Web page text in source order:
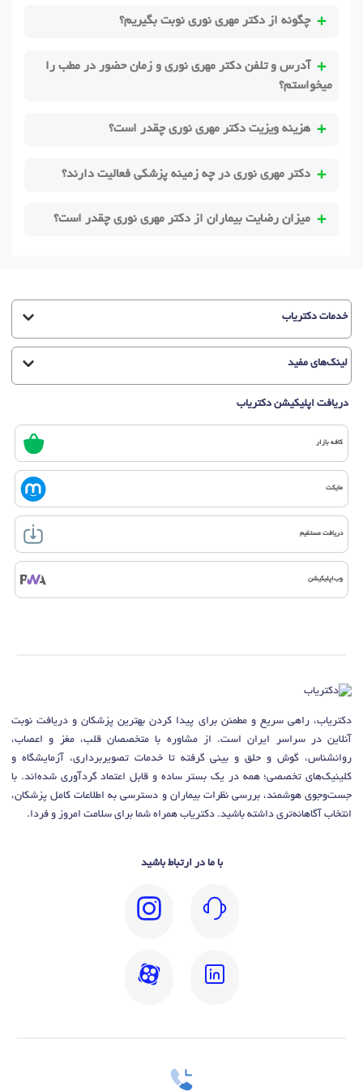
چگونه از دکتر مهری نوری نوبت بگیریم؟
آدرس و تلفن دکتر مهری نوری و زمان حضور در مطب را
میخواستم؟
هزینه ویزیت دکتر مهری نوری چقدر است؟
دکتر مهری نوری در چه زمینه پزشکی فعالیت دارند؟
میزان رضایت بیماران از دکتر مهری نوری چقدر است؟
خدمات دکتریاب
لینک‌های مفید
دریافت اپلیکیشن دکتریاب
کافه بازار
مایکت
دریافت مستقیم
وب‌اپلیکیشن
دکتریاب، راهی سریع و مطمئن برای پیدا کردن بهترین پزشکان و دریافت نوبت
آنلاین در سراسر ایران است. از مشاوره با متخصصان قلب، مغز و اعصاب،
روانشناس، گوش و حلق و بینی گرفته تا خدمات تصویربرداری، آزمایشگاه و
کلینیک‌های تخصصی؛ همه در یک بستر ساده و قابل اعتماد گردآوری شده‌اند. با
جست‌وجوی هوشمند، بررسی نظرات بیماران و دسترسی به اطلاعات کامل پزشکان،
انتخاب آگاهانه‌تری داشته باشید. دکتریاب همراه شما برای سلامت امروز و فردا.
با ما در ارتباط باشید